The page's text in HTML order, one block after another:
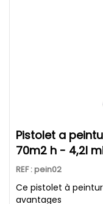
pistolet a peinture haute pression 230v-
70m2 h - 4,2l
REF : pein02
Ce pistolet à
avantages